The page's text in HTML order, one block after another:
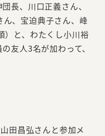
長、川口正義さん、
、宝迫典子さん、峰
）と、わたくし小川裕
友人3名が加わって、
田昌弘さんと参加メ